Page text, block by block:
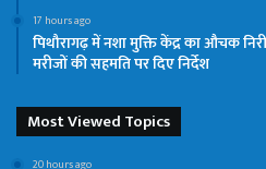
17 hours ago
पिथौरागढ़ में नशा मुक्ति केंद्र का औचक
मरीजों की सहमति पर दिए निर्देश
Most Viewed Topics
20 hours ago